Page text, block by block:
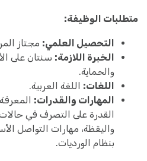
متطلبات الوظيفة:
التحصيل العلمي: مجتاز
الخبرة اللازمة: سنتان على
والحماية.
اللغات: اللغة العربية.
المهارات والقدرات:
القدرة على التصرف في حالات
واليقظة، مهارات التواصل
بنظام الورديات.